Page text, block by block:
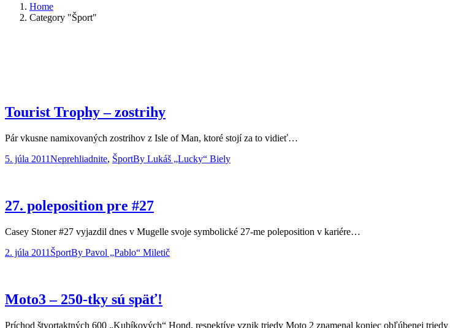
Home
Category "Šport"
Tourist Trophy – zostrihy
Pár vkusne namixovaných zostrihov z Isle of Man, ktoré stojí za to vidieť…
5. júla 2011Neprehliadnite, ŠportBy Lukáš „Lucky“ Biely
27. poleposition pre #27
Casey Stoner #27 vyjazdil dnes v Mugelle svoje symbolické 27-me poleposition v kariére…
2. júla 2011 ŠportBy Pavol „Pablo“ Miletič
Moto3 – 250-tky sú späť!
Príchod štvortaktných 600 „Kubíkových“ Hond, respektíve vznik triedy Moto 2 znamenal koniec obľúbenej